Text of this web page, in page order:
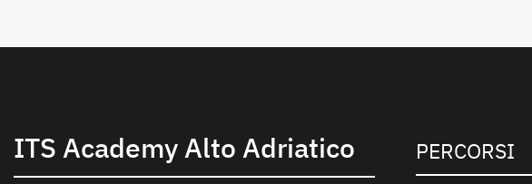
ITS Academy Alto Adriatico PERCORSI